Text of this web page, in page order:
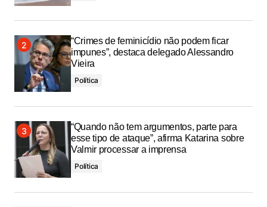
“Crimes de feminicídio não podem ficar
impunes”, destaca delegado Alessandro
Vieira
Política
“Quando não tem argumentos, parte para
esse tipo de ataque”, afirma Katarina sobre
Valmir processar a imprensa
Política